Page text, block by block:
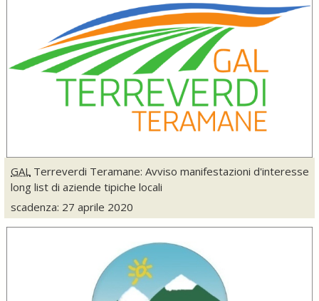
GAL Terreverdi Teramane: Avviso manifestazioni d'interesse
long list di aziende tipiche locali
scadenza: 27 aprile 2020